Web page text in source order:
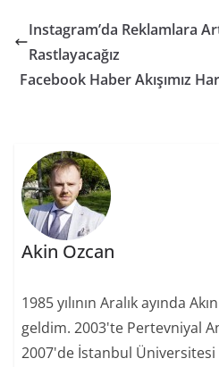
Instagram’da Reklamlara
Rastlayacağız
Facebook Haber Akışımız
Akin Ozcan
1985 yılının Aralık ayında
geldim. 2003'te Pertevniyal
2007'de İstanbul